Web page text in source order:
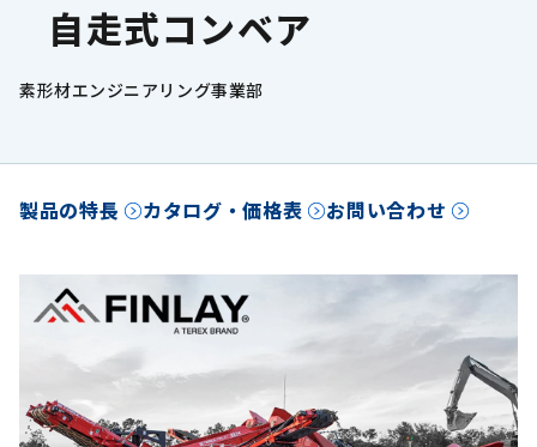
自走式コンベア
素形材エンジニアリング事業部
製品の特長 カタログ・価格表 お問い合わせ